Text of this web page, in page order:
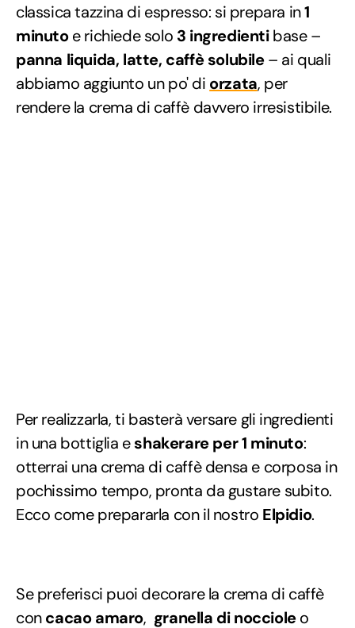
classica tazzina di espresso: si prepara in1
minutoe richiede solo 3 ingredientibase –
panna liquida, latte, caffè solubile– ai quali
abbiamo aggiunto un po' di orzata, per
rendere la crema di caffè davvero irresistibile.
Per realizzarla, ti basterà versare gli ingredienti
in una bottiglia eshakerare per 1 minuto:
otterrai una crema di caffè densa e corposa in
pochissimo tempo, pronta da gustare subito.
Ecco come prepararla con il nostro Elpidio.
Se preferisci puoi decorare la crema di caffè
concacao amaro, granella di noccioleo